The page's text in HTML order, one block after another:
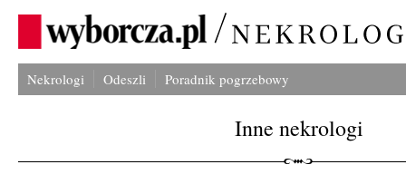
Nekrologi Odeszli Poradnik pogrzebowy
Inne nekrologi